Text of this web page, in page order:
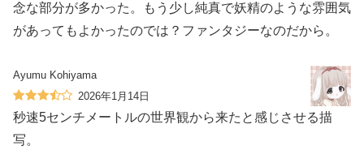
念な部分が多かった。もう少し純真で妖精のような雰囲気
があってもよかったのでは？ファンタジーなのだから。
Ayumu Kohiyama
2026年1月14日
秒速5センチメートルの世界観から来たと感じさせる描
写。